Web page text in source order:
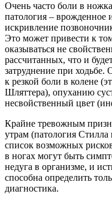
Очень часто боли в
патология – врожденное
искривление
Это может привести к
оказываться не
рассчитанных, что и
затруднение при ходьбе.
к резкой боли в колене
Шляттера), опуханию
несвойственный цвет
Крайне тревожным
утрам (патология
список возможных
в ногах могут быть
недуга в организме, и
способна определить
диагностика.